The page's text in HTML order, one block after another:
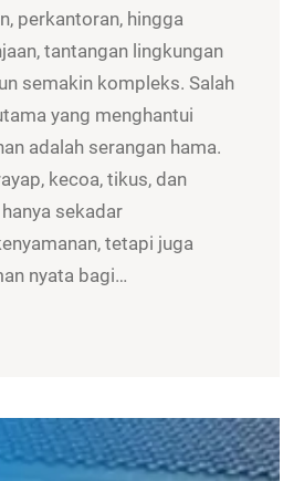
perkantoran, hingga
tantangan lingkungan
semakin kompleks. Salah
yang menghantui
adalah serangan hama.
kecoa, tikus, dan
sekadar
tetapi juga
nyata bagi…